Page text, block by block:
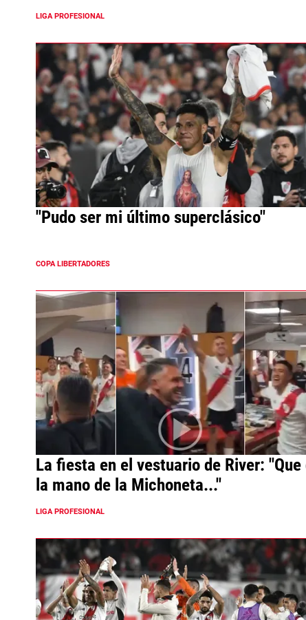
LIGA PROFESIONAL
"Pudo ser mi último superclásico"
COPA LIBERTADORES
La fiesta en el vestuario de River: "Que
la mano de la Michoneta..."
LIGA PROFESIONAL